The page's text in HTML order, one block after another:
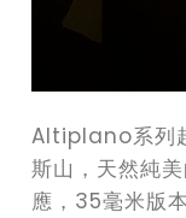
Altiplano系列
斯山，天然純
應，35毫米版